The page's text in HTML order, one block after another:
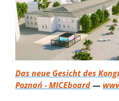
Das neue Gesicht des
Poznań - MICEboard —